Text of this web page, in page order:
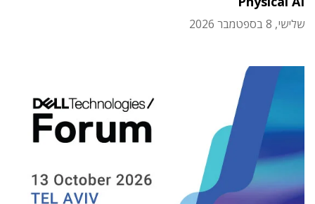
שלישי, 8 בספטמבר 2026